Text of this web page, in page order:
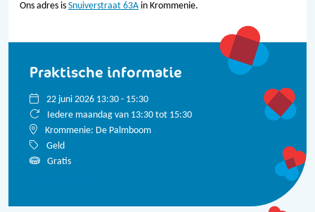
Ons adres is Snuiverstraat 63A in Krommenie.
Praktische informatie
22 juni 2026 13:30 - 15:30
Iedere maandag van 13:30 tot 15:30
Krommenie: De Palmboom
Geld
Gratis